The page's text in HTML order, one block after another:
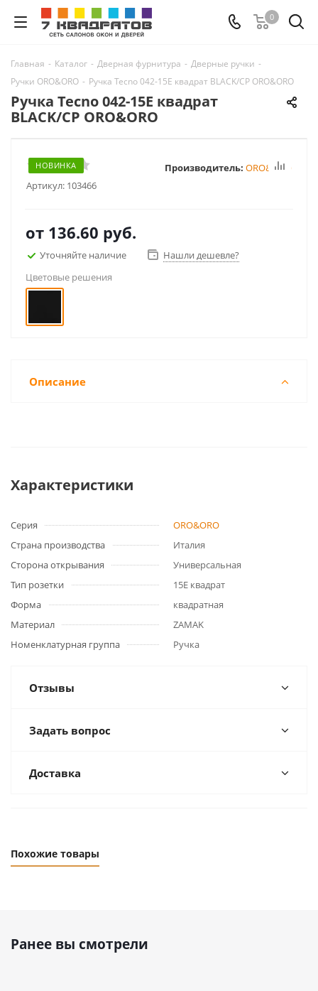
0
Главная - Каталог - Дверная фурнитура - Дверные ручки -
Ручки ORO&ORO - Ручка Tecno 042-15E квадрат BLACK/CP ORO&ORO
Ручка Tecno 042-15E квадрат
BLACK/CP ORO&ORO
НОВИНКА
Артикул: 103466
Производитель: ORO&ORO
от 136.60 руб.
Уточняйте наличие
Нашли дешевле?
Цветовые решения
Описание
Характеристики
Серия
ORO&ORO
Страна производства
Италия
Сторона открывания
Универсальная
Тип розетки
15E квадрат
Форма
квадратная
Материал
ZAMAK
Номенклатурная группа
Ручка
Отзывы
Задать вопрос
Доставка
Похожие товары
Ранее вы смотрели